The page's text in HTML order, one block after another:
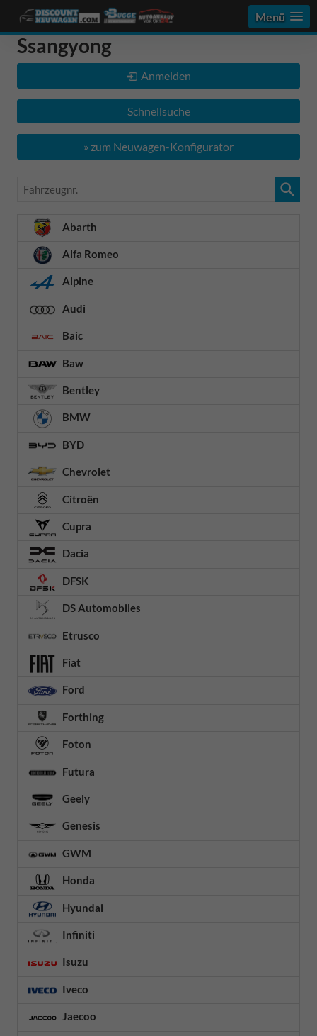
Menü
Ssangyong
Anmelden
Schnellsuche
» zum Neuwagen-Konfigurator
Fahrzeugnr.
Abarth
Alfa Romeo
Alpine
Audi
Baic
Baw
Bentley
BMW
BYD
Chevrolet
Citroën
Cupra
Dacia
DFSK
DS Automobiles
Etrusco
Fiat
Ford
Forthing
Foton
Futura
Geely
Genesis
GWM
Honda
Hyundai
Infiniti
Isuzu
Iveco
Jaecoo